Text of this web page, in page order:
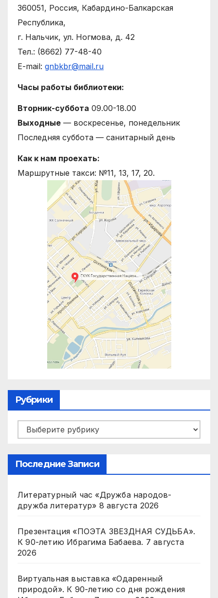
360051, Россия, Кабардино-Балкарская
Республика,
г. Нальчик, ул. Ногмова, д. 42
Тел.: (8662) 77-48-40
E-mail: gnbkbr@mail.ru
Часы работы библиотеки:
Вторник-суббота 09.00-18.00
Выходные — воскресенье, понедельник
Последняя суббота — санитарный день
Как к нам проехать:
Маршрутные такси: №11, 13, 17, 20.
Рубрики
Рубрики
Последние Записи
Литературный час «Дружба народов-
дружба литератур» 8 августа 2026
Презентация «ПОЭТА ЗВЕЗДНАЯ СУДЬБА».
К 90-летию Ибрагима Бабаева. 7 августа
2026
Виртуальная выставка «Одаренный
природой». К 90-летию со дня рождения